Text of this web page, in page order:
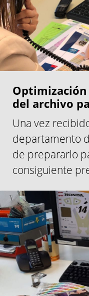
Optimización
del archivo
Una vez
departamento
de prepararlo
consiguiente